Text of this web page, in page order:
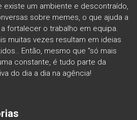
existe um ambiente e descontraído,
sobre memes, o que ajuda a
fortalecer o trabalho em equipa.
muitas vezes resultam em ideias
Então, mesmo que "só mais
constante, é tudo parte da
do dia a dia na agência!